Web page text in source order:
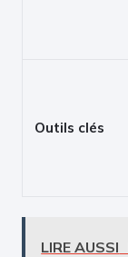
Outils clés
LIRE AUSSI